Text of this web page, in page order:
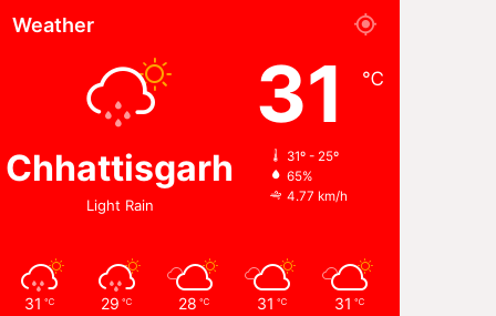
Weather
Chhattisgarh
Light Rain
31 ℃
31º - 25º
65%
4.77 km/h
31 ℃ 29 ℃ 28 ℃ 31 ℃ 31 ℃